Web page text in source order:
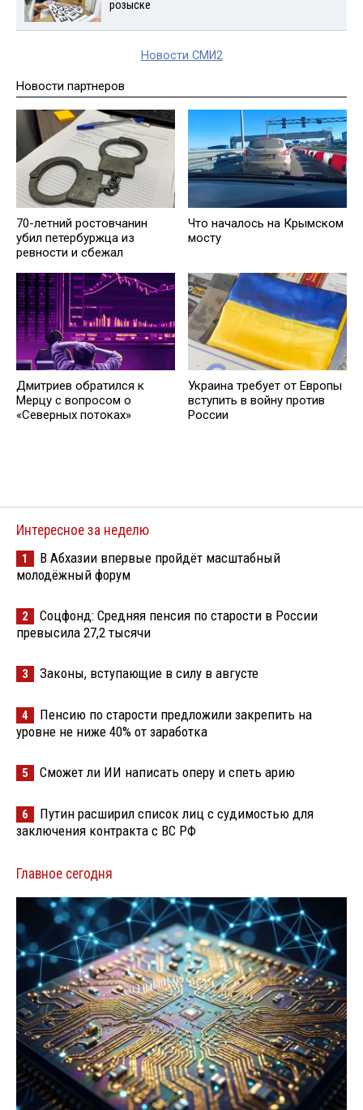
розыске
Новости СМИ2
Новости партнеров
70-летний ростовчанин
убил петербуржца из
ревности и сбежал
Что началось на Крымском
мосту
Дмитриев обратился к
Мерцу с вопросом о
«Северных потоках»
Украина требует от Европы
вступить в войну против
России
Интересное за неделю
1
В Абхазии впервые пройдёт масштабный
молодёжный форум
2
Соцфонд: Средняя пенсия по старости в России
превысила 27,2 тысячи
3 Законы, вступающие в силу в августе
4
Пенсию по старости предложили закрепить на
уровне не ниже 40% от заработка
5 Сможет ли ИИ написать оперу и спеть арию
6
Путин расширил список лиц с судимостью для
заключения контракта с ВС РФ
Главное сегодня